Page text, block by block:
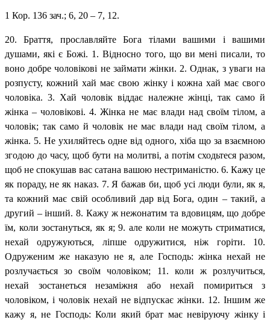
1 Кор. 136 зач.; 6, 20 – 7, 12.
20. Браття, прославляйте Бога тілами вашими і вашими
душами, які є Божі. 1. Відносно того, що ви мені писали, то
воно добре чоловікові не займати жінки. 2. Однак, з уваги на
розпусту, кожний хай має свою жінку і кожна хай має свого
чоловіка. 3. Хай чоловік віддає належне жінці, так само й
жінка – чоловікові. 4. Жінка не має влади над своїм тілом, а
чоловік; так само й чоловік не має влади над своїм тілом, а
жінка. 5. Не ухиляйтесь одне від одного, хіба що за взаємною
згодою до часу, щоб бути на молитві, а потім сходьтеся разом,
щоб не спокушав вас сатана вашою нестриманістю. 6. Кажу це
як пораду, не як наказ. 7. Я бажав би, щоб усі люди були, як я,
та кожний має свій особливий дар від Бога, один – такий, а
другий – інший. 8. Кажу ж нежонатим та вдовицям, що добре
їм, коли зостануться, як я; 9. але коли не можуть стриматися,
нехай одружуються, ліпше одружитися, ніж горіти. 10.
Одруженим же наказую не я, але Господь: жінка нехай не
розлучається зо своїм чоловіком; 11. коли ж розлучиться,
нехай зостанеться незаміжня або нехай помириться з
чоловіком, і чоловік нехай не відпускає жінки. 12. Іншим же
кажу я, не Господь: Коли який брат має невіруючу жінку і